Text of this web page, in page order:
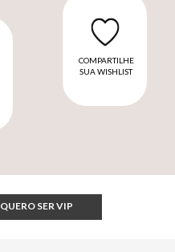
COMPARTILHE
SUA WISHLIST
QUERO SER VIP